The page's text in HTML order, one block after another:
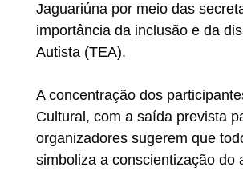
Jaguariúna por meio das
importância da inclusão e da
Autista (TEA).
A concentração dos
Cultural, com a saída prevista
organizadores sugerem que
simboliza a conscientização do